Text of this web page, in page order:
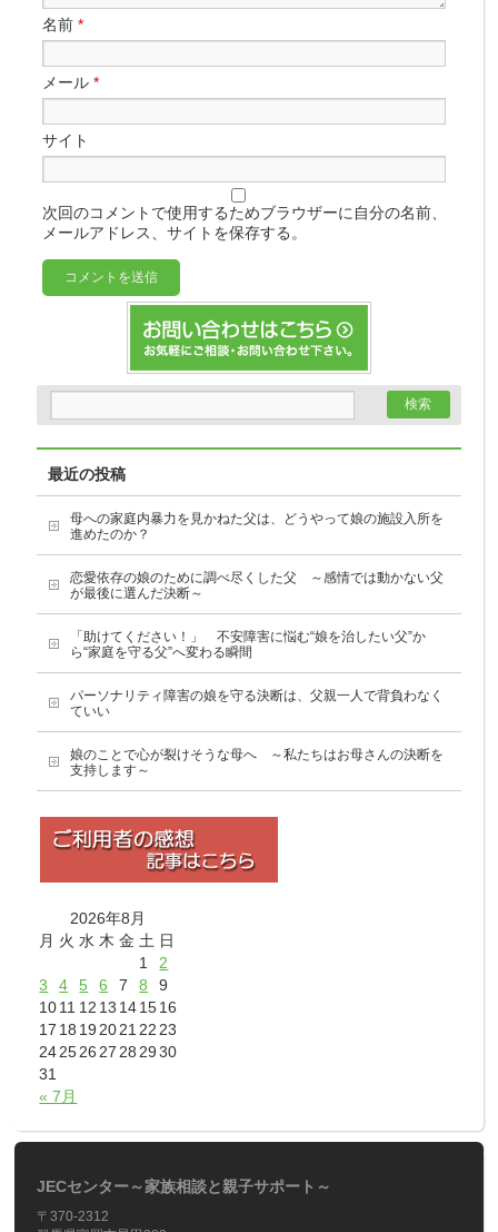
名前*
メール*
サイト
次回のコメントで使用するためブラウザーに自分の名前、
メールアドレス、サイトを保存する。
最近の投稿
母への家庭内暴力を見かねた父は、どうやって娘の施設入所を
進めたのか？
恋愛依存の娘のために調べ尽くした父 ～感情では動かない父
が最後に選んだ決断～
「助けてください！」 不安障害に悩む“娘を治したい父”か
ら“家庭を守る父”へ変わる瞬間
パーソナリティ障害の娘を守る決断は、父親一人で背負わなく
ていい
娘のことで心が裂けそうな母へ ～私たちはお母さんの決断を
支持します～
2026年8月
月 火 水 木 金 土 日
« 7月
1
2
3
4 5 6 7 8
9
1011 12 13 141516
17 18 19 2021 22 23
242526 27 28 29 30
31
JECセンター～家族相談と親子サポート～
〒370-2312